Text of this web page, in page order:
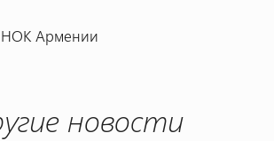
НОК Армении
новости